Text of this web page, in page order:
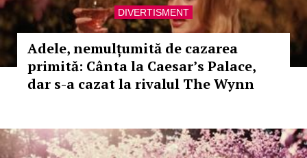
DIVERTISMENT
Adele, nemulțumită de cazarea
primită: Cânta la Caesar’s Palace,
dar s-a cazat la rivalul The Wynn